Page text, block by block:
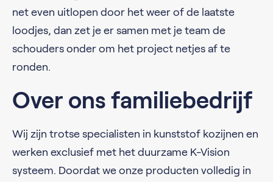
net even uitlopen door het weer of de laatste
loodjes, dan zet je er samen met je team de
schouders onder om het project netjes af te
ronden.
Over ons familiebedrijf
Wij zijn trotse specialisten in kunststof kozijnen en
werken exclusief met het duurzame K-Vision
systeem. Doordat we onze producten volledig in